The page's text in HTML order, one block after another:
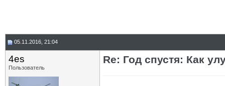
05.11.2016, 21:04
4es
Пользователь
Re: Год спустя: Как